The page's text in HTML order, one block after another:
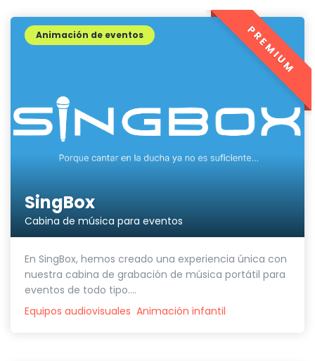
SingBox
Cabina de música para eventos
Animación de eventos
En SingBox, hemos creado una experiencia única con
nuestra cabina de grabación de música portátil para
eventos de todo tipo....
Equipos audiovisuales Animación infantil
PREMIUM